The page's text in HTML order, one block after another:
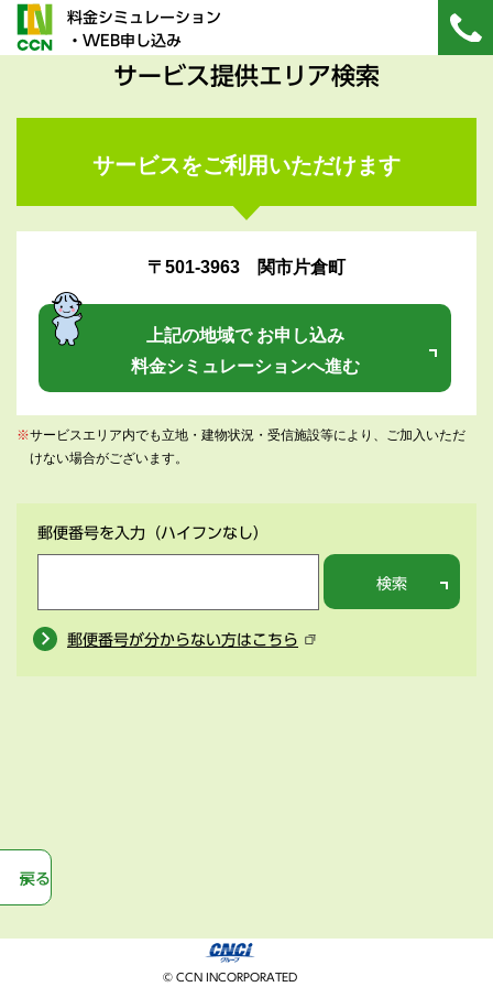
料金シミュレーション
・WEB申し込み
サービス提供エリア検索
サービスをご利用いただけます
〒501-3963 関市片倉町
上記の地域で お申し込み
料金シミュレーションへ進む
※サービスエリア内でも立地・建物状況・受信施設等により、ご加入いただ
けない場合がございます。
郵便番号を入力 （ハイフンなし）
検索
郵便番号が分からない方はこちら
戻る
© CCN INCORPORATED